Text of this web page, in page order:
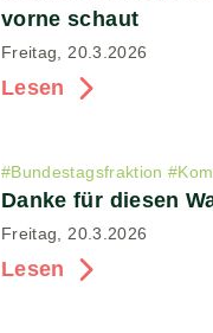
vorne schaut
Freitag, 20.3.2026
Lesen
#Bundestagsfraktion #
Danke für diesen
Freitag, 20.3.2026
Lesen